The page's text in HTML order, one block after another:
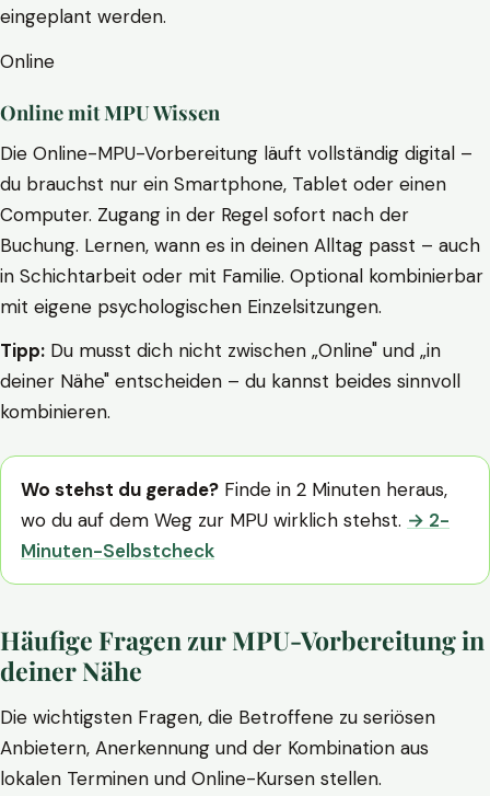
eingeplant werden.
Online
Online mit MPU Wissen
Die Online-MPU-Vorbereitung läuft vollständig digital –
du brauchst nur ein Smartphone, Tablet oder einen
Computer. Zugang in der Regel sofort nach der
Buchung. Lernen, wann es in deinen Alltag passt – auch
in Schichtarbeit oder mit Familie. Optional kombinierbar
mit eigene psychologischen Einzelsitzungen.
Tipp: Du musst dich nicht zwischen „Online" und „in
deiner Nähe" entscheiden – du kannst beides sinnvoll
kombinieren.
Wo stehst du gerade? Finde in 2 Minuten heraus,
wo du auf dem Weg zur MPU wirklich stehst. → 2-
Minuten-Selbstcheck
Häufige Fragen zur MPU-Vorbereitung in
deiner Nähe
Die wichtigsten Fragen, die Betroffene zu seriösen
Anbietern, Anerkennung und der Kombination aus
lokalen Terminen und Online-Kursen stellen.